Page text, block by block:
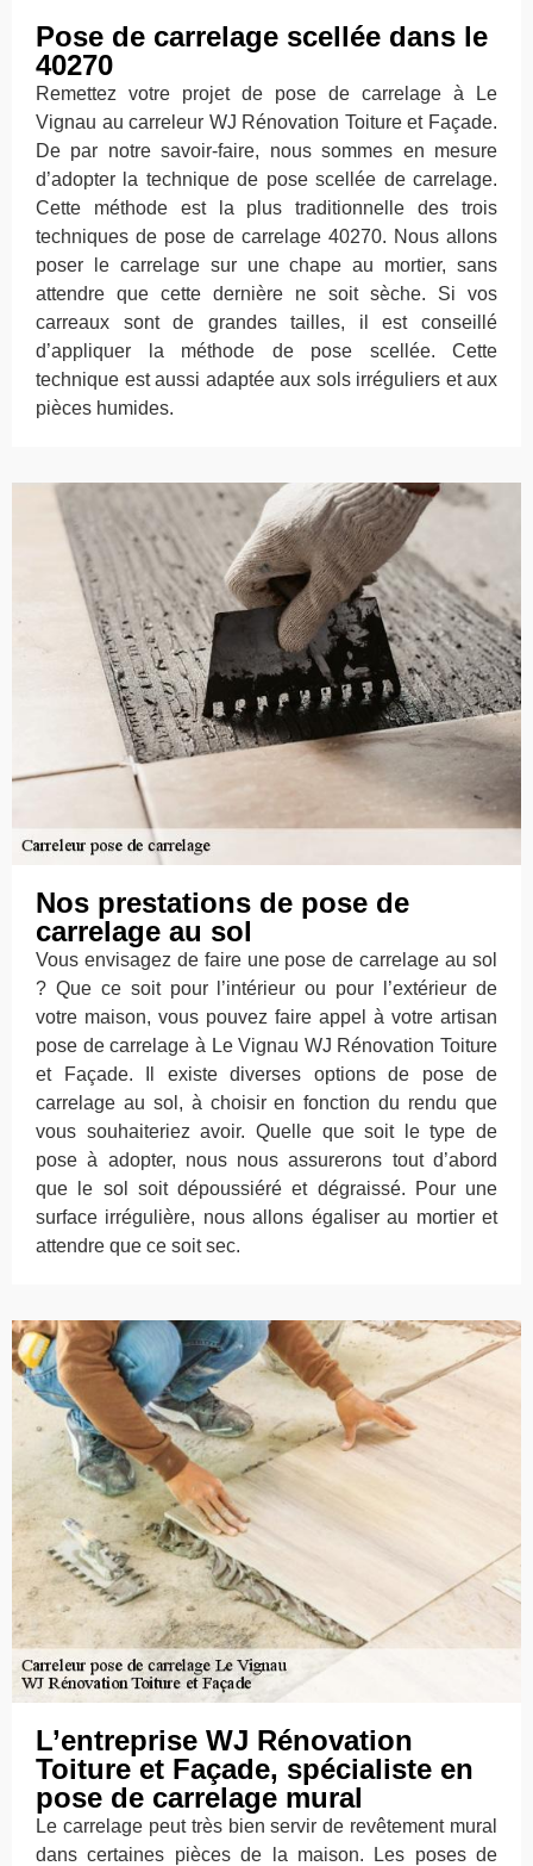
Pose de carrelage scellée dans le
40270
Remettez votre projet de pose de carrelage à Le
Vignau au carreleur WJ Rénovation Toiture et Façade.
De par notre savoir-faire, nous sommes en mesure
d’adopter la technique de pose scellée de carrelage.
Cette méthode est la plus traditionnelle des trois
techniques de pose de carrelage 40270. Nous allons
poser le carrelage sur une chape au mortier, sans
attendre que cette dernière ne soit sèche. Si vos
carreaux sont de grandes tailles, il est conseillé
d’appliquer la méthode de pose scellée. Cette
technique est aussi adaptée aux sols irréguliers et aux
pièces humides.
Nos prestations de pose de
carrelage au sol
Vous envisagez de faire une pose de carrelage au sol
? Que ce soit pour l’intérieur ou pour l’extérieur de
votre maison, vous pouvez faire appel à votre artisan
pose de carrelage à Le Vignau WJ Rénovation Toiture
et Façade. Il existe diverses options de pose de
carrelage au sol, à choisir en fonction du rendu que
vous souhaiteriez avoir. Quelle que soit le type de
pose à adopter, nous nous assurerons tout d’abord
que le sol soit dépoussiéré et dégraissé. Pour une
surface irrégulière, nous allons égaliser au mortier et
attendre que ce soit sec.
L’entreprise WJ Rénovation
Toiture et Façade, spécialiste en
pose de carrelage mural
Le carrelage peut très bien servir de revêtement mural
dans certaines pièces de la maison. Les poses de